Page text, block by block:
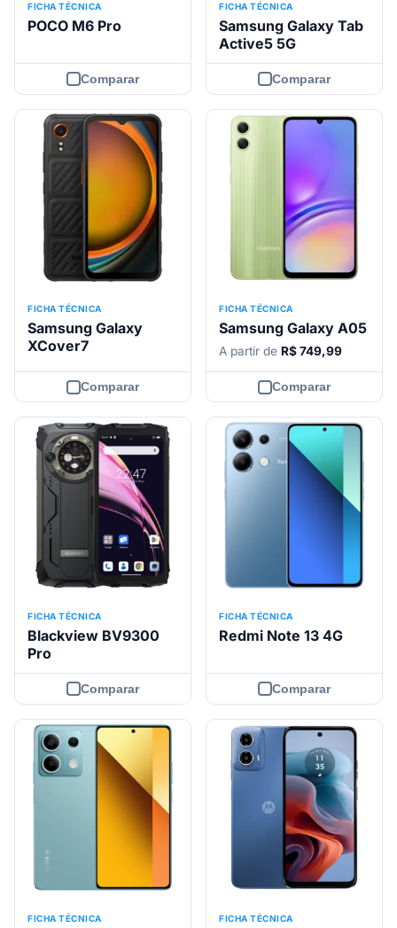
FICHA TÉCNICA
POCO M6 Pro
Comparar
FICHA TÉCNICA
Samsung Galaxy Tab
Active5 5G
Comparar
FICHA TÉCNICA
Samsung Galaxy
XCover7
Comparar
FICHA TÉCNICA
Samsung Galaxy A05
A partir de R$ 749,99
Comparar
FICHA TÉCNICA
Blackview BV9300
Pro
Comparar
FICHA TÉCNICA
Redmi Note 13 4G
Comparar
FICHA TÉCNICA FICHA TÉCNICA